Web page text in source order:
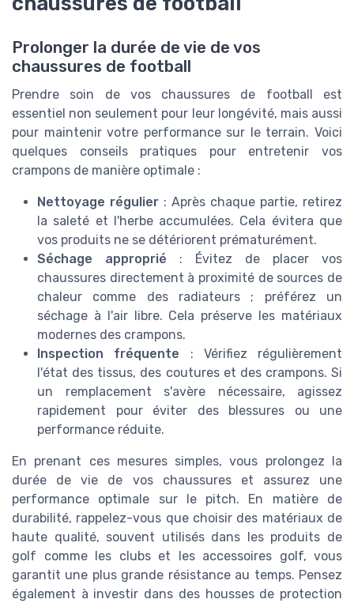
Prolonger la durée de vie de vos
chaussures de football
Prendre soin de vos chaussures de football est
essentiel non seulement pour leur longévité, mais aussi
pour maintenir votre performance sur le terrain. Voici
quelques conseils pratiques pour entretenir vos
crampons de manière optimale :
Nettoyage régulier : Après chaque partie, retirez
la saleté et l'herbe accumulées. Cela évitera que
vos produits ne se détériorent prématurément.
Séchage approprié : Évitez de placer vos
chaussures directement à proximité de sources de
chaleur comme des radiateurs ; préférez un
séchage à l'air libre. Cela préserve les matériaux
modernes des crampons.
Inspection fréquente : Vérifiez régulièrement
l'état des tissus, des coutures et des crampons. Si
un remplacement s'avère nécessaire, agissez
rapidement pour éviter des blessures ou une
performance réduite.
En prenant ces mesures simples, vous prolongez la
durée de vie de vos chaussures et assurez une
performance optimale sur le pitch. En matière de
durabilité, rappelez-vous que choisir des matériaux de
haute qualité, souvent utilisés dans les produits de
golf comme les clubs et les accessoires golf, vous
garantit une plus grande résistance au temps. Pensez
également à investir dans des housses de protection